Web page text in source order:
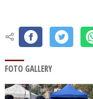
FOTO GALLERY